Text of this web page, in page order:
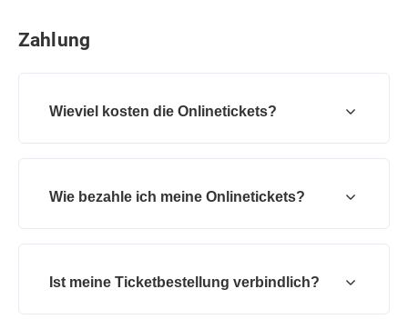
Zahlung
Wieviel kosten die Onlinetickets?
Wie bezahle ich meine Onlinetickets?
Ist meine Ticketbestellung verbindlich?